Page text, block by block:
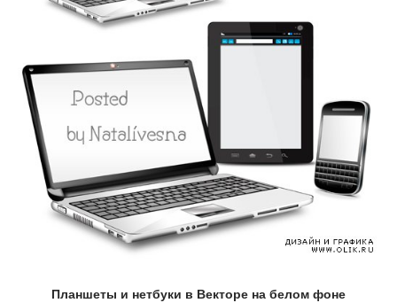
Планшеты и нетбуки в Векторе на белом фоне